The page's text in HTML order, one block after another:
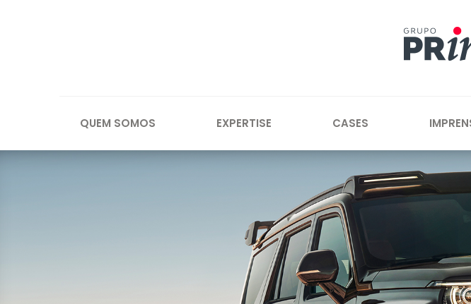
QUEM SOMOS EXPERTISE CASES